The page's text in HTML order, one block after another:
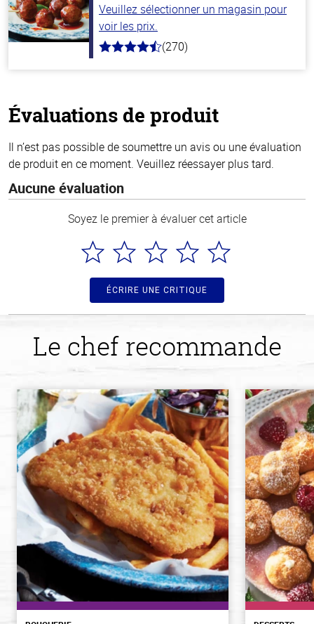
Veuillez sélectionner un magasin pour
voir les prix.
4.5
(270)
Évaluations de produit
Il n’est pas possible de soumettre un avis ou une évaluation
de produit en ce moment. Veuillez réessayer plus tard.
Aucune évaluation
Soyez le premier à évaluer cet article
ÉCRIRE UNE CRITIQUE
Le chef recommande